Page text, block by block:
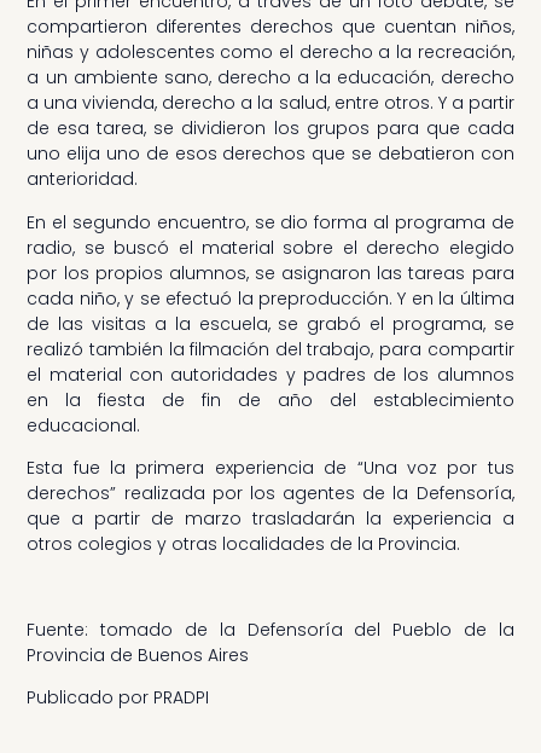
compartieron diferentes derechos que cuentan niños,
niñas y adolescentes como el derecho a la recreación,
a un ambiente sano, derecho a la educación, derecho
a una vivienda, derecho a la salud, entre otros. Y a partir
de esa tarea, se dividieron los grupos para que cada
uno elija uno de esos derechos que se debatieron con
anterioridad.
En el segundo encuentro, se dio forma al programa de
radio, se buscó el material sobre el derecho elegido
por los propios alumnos, se asignaron las tareas para
cada niño, y se efectuó la preproducción. Y en la última
de las visitas a la escuela, se grabó el programa, se
realizó también la filmación del trabajo, para compartir
el material con autoridades y padres de los alumnos
en la fiesta de fin de año del establecimiento
educacional.
Esta fue la primera experiencia de “Una voz por tus
derechos” realizada por los agentes de la Defensoría,
que a partir de marzo trasladarán la experiencia a
otros colegios y otras localidades de la Provincia.
Fuente: tomado de la Defensoría del Pueblo de la
Provincia de Buenos Aires
Publicado por PRADPI